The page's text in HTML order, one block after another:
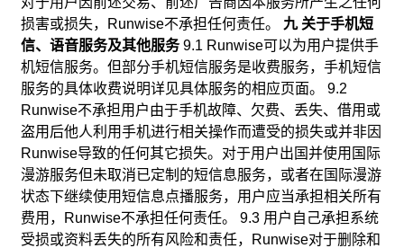
损害或损失，Runwise不承担任何责任。 九 关于手机短
信、语音服务及其他服务9.1 Runwise可以为用户提供手
机短信服务。但部分手机短信服务是收费服务，手机短信
服务的具体收费说明详见具体服务的相应页面。 9.2
Runwise不承担用户由于手机故障、欠费、丢失、借用或
盗用后他人利用手机进行相关操作而遭受的损失或并非因
Runwise导致的任何其它损失。对于用户出国并使用国际
漫游服务但未取消已定制的短信息服务，或者在国际漫游
状态下继续使用短信息点播服务，用户应当承担相关所有
费用，Runwise不承担任何责任。 9.3 用户自己承担系统
受损或资料丢失的所有风险和责任，Runwise对于删除和